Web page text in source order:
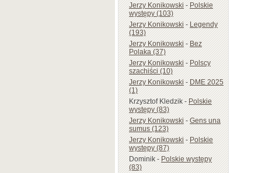
Jerzy Konikowski-Polskie
występy (103)
Jerzy Konikowski-Legendy
(193)
Jerzy Konikowski-Bez
Polaka (37)
Jerzy Konikowski-Polscy
szachiści (10)
Jerzy Konikowski-DME 2025
(1)
Krzysztof Kledzik-Polskie
występy (83)
Jerzy Konikowski-Gens una
sumus (123)
Jerzy Konikowski-Polskie
występy (87)
Dominik-Polskie występy
(83)